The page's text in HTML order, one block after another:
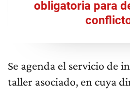
obligatoria para
Se agenda el servicio de
taller asociado, en cuya